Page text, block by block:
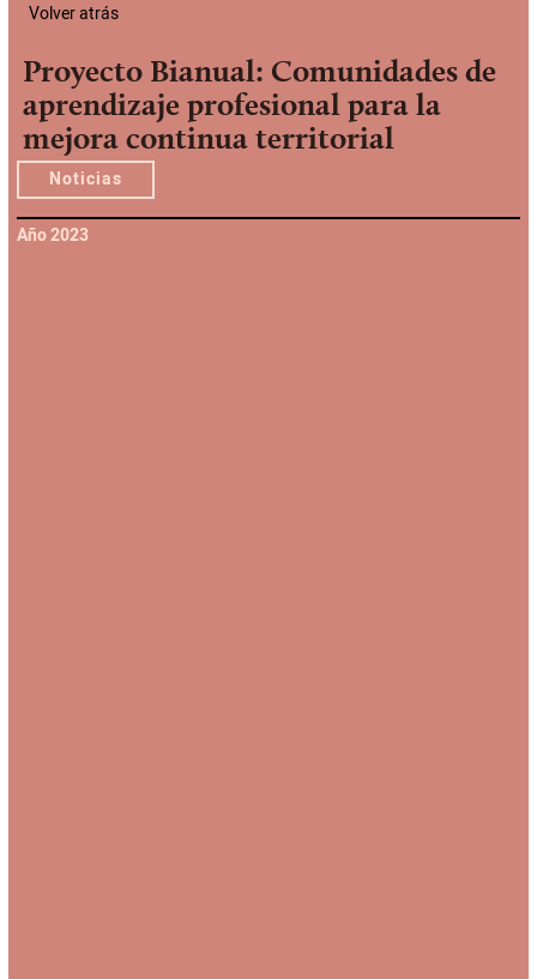
Volver atrás
Proyecto Bianual: Comunidades de
aprendizaje profesional para la
mejora continua territorial
Noticias
Año 2023